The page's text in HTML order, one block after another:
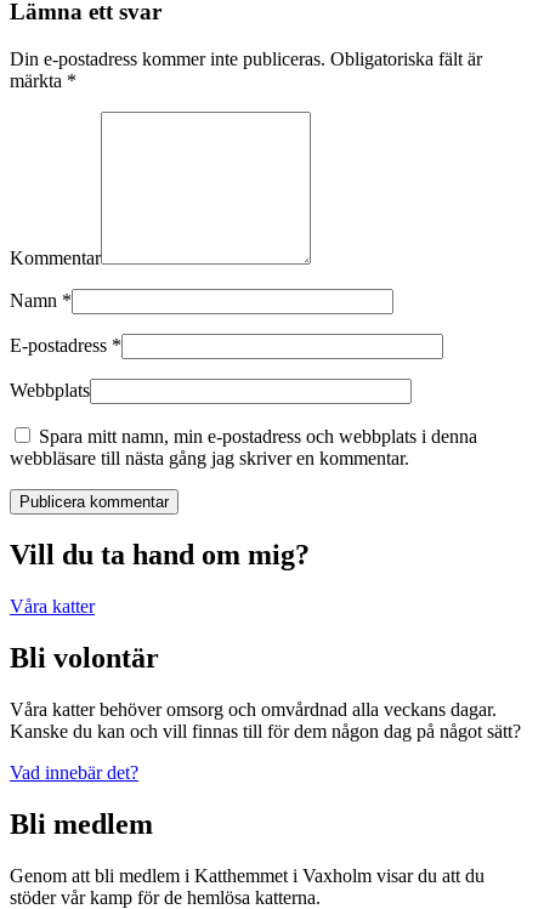
Lämna ett svar
Din e-postadress kommer inte publiceras. Obligatoriska fält är
märkta *
Kommentar
Namn *
E-postadress *
Webbplats
Spara mitt namn, min e-postadress och webbplats i denna
webbläsare till nästa gång jag skriver en kommentar.
Publicera kommentar
Vill du ta hand om mig?
Våra katter
Bli volontär
Våra katter behöver omsorg och omvårdnad alla veckans dagar.
Kanske du kan och vill finnas till för dem någon dag på något sätt?
Vad innebär det?
Bli medlem
Genom att bli medlem i Katthemmet i Vaxholm visar du att du
stöder vår kamp för de hemlösa katterna.